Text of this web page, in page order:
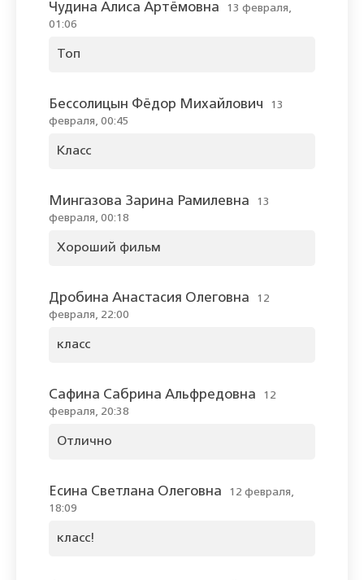
Чудина Алиса Артёмовна
13 февраля,
01:06
Топ
Бессолицын Фёдор Михайлович
13
февраля, 00:45
Класс
Мингазова Зарина Рамилевна
13
февраля, 00:18
Хороший фильм
Дробина Анастасия Олеговна
12
февраля, 22:00
класс
Сафина Сабрина Альфредовна
12
февраля, 20:38
Отлично
Есина Светлана Олеговна
12 февраля,
18:09
класс!